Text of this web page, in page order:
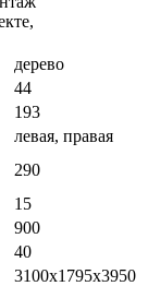
дерево
44
193
левая, правая
290
15
900
40
3100х1795x3950